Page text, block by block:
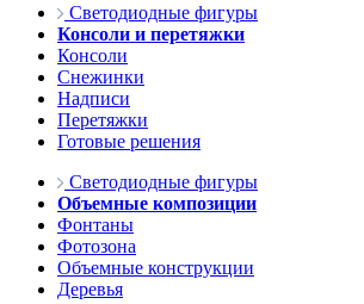
Светодиодные фигуры
Консоли и перетяжки
Консоли
Снежинки
Надписи
Перетяжки
Готовые решения
Светодиодные фигуры
Объемные композиции
Фонтаны
Фотозона
Объемные конструкции
Деревья